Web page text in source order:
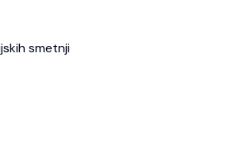
smetnji